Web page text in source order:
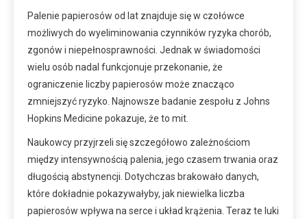
Palenie papierosów od lat znajduje się w czołówce
możliwych do wyeliminowania czynników ryzyka chorób,
zgonów i niepełnosprawności. Jednak w świadomości
wielu osób nadal funkcjonuje przekonanie, że
ograniczenie liczby papierosów może znacząco
zmniejszyć ryzyko. Najnowsze badanie zespołu z Johns
Hopkins Medicine pokazuje, że to mit.
Naukowcy przyjrzeli się szczegółowo zależnościom
między intensywnością palenia, jego czasem trwania oraz
długością abstynencji. Dotychczas brakowało danych,
które dokładnie pokazywałyby, jak niewielka liczba
papierosów wpływa na serce i układ krążenia. Teraz te luki